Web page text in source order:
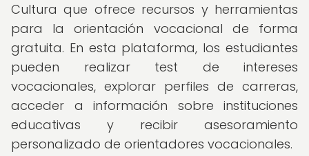
Cultura que ofrece recursos y herramientas
para la orientación vocacional de forma
gratuita. En esta plataforma, los estudiantes
pueden realizar test de intereses
vocacionales, explorar perfiles de carreras,
acceder a información sobre instituciones
educativas y recibir asesoramiento
personalizado de orientadores vocacionales.